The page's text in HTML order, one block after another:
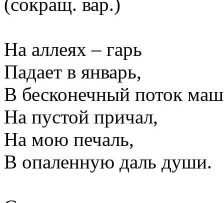
На аллеях – гарь
Падает в январь,
В бесконечный поток
На пустой причал,
На мою печаль,
В опаленную даль души.